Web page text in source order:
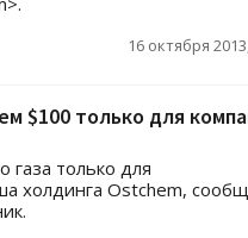
16 октября
$100 только для
газа только для
холдинга Ostchem,